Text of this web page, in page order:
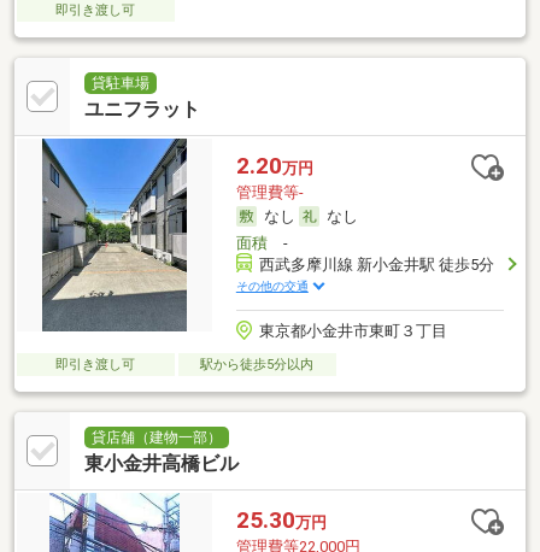
即引き渡し可
貸駐車場
ユニフラット
2.20万円
管理費等-
なし
なし
面積-
西武多摩川線 新小金井駅 徒歩5分
その他の交通
東京都小金井市東町３丁目
即引き渡し可 駅から徒歩5分以内
貸店舗（建物一部）
東小金井高橋ビル
25.30万円
管理費等22,000円